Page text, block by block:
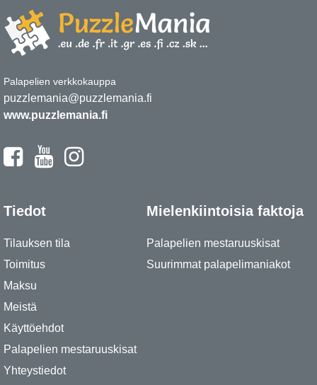
Palapelien verkkokauppa
puzzlemania@puzzlemania.fi
www.puzzlemania.fi
Tiedot
Tilauksen tila
Toimitus
Maksu
Meistä
Käyttöehdot
Palapelien mestaruuskisat
Yhteystiedot
Mielenkiintoisia faktoja
Palapelien mestaruuskisat
Suurimmat palapelimaniakot